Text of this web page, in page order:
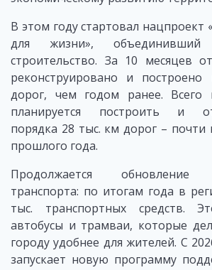
В этом году стартовал нацпроект
для жизни»,
строительство. За 10 месяцев
реконструировано и
дорог, чем годом ранее. Всего
планируется построить и
порядка 28 тыс. км дорог – почти
прошлого года.
Продолжается обновление
транспорта: по итогам года в
тыс. транспортных средств.
автобусы и трамваи, которые
городу удобнее для жителей. С
запускает новую программу